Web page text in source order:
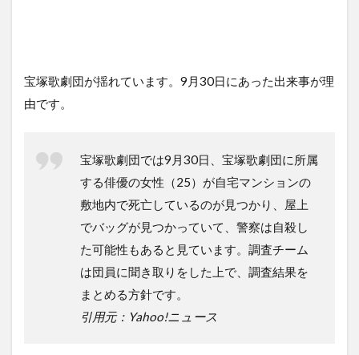
宝塚歌劇団が揺れています。9月30日にあった出来事が理
由です。
宝塚歌劇団では9月30日、宝塚歌劇団に所属
する俳優の女性（25）が自宅マンションの
敷地内で死亡しているのが見つかり、屋上
でバッグが見つかっていて、警察は自殺し
た可能性もあると見ています。調査チーム
は団員に聞き取りをした上で、調査結果を
まとめる方針です。
引用元：Yahoo!ニュース